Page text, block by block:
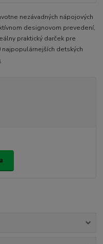
nezávadných nápojových
designovom prevedení,
praktický darček pre
detských